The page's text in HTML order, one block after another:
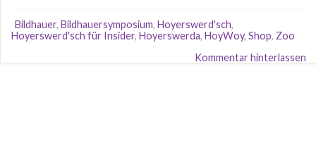
Bildhauer, Bildhauersymposium, Hoyerswerd'sch,
Hoyerswerd'sch für Insider, Hoyerswerda, HoyWoy, Shop, Zoo
Kommentar hinterlassen